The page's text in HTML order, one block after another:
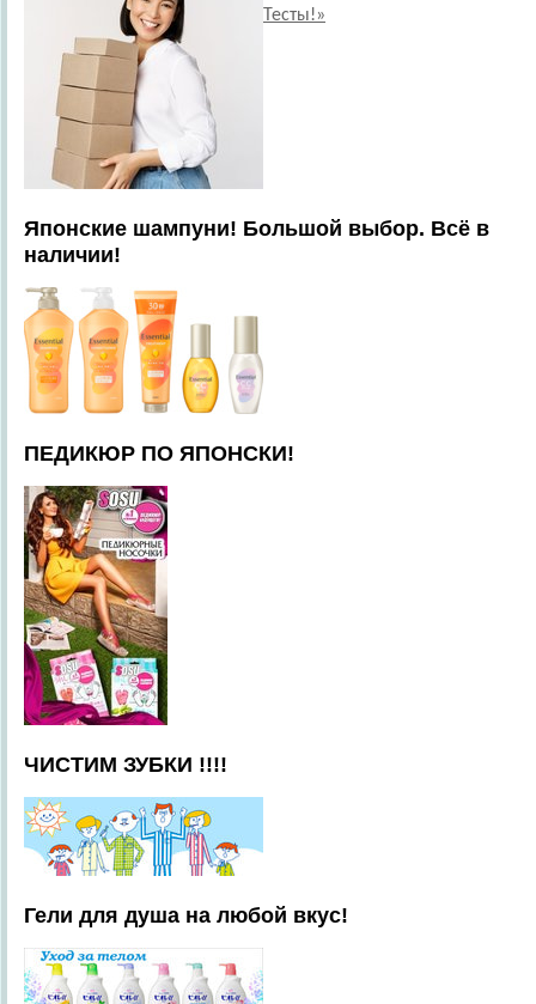
Тесты!»
Японские шампуни! Большой выбор. Всё в
наличии!
ПЕДИКЮР ПО ЯПОНСКИ!
ЧИСТИМ ЗУБКИ !!!!
Гели для душа на любой вкус!